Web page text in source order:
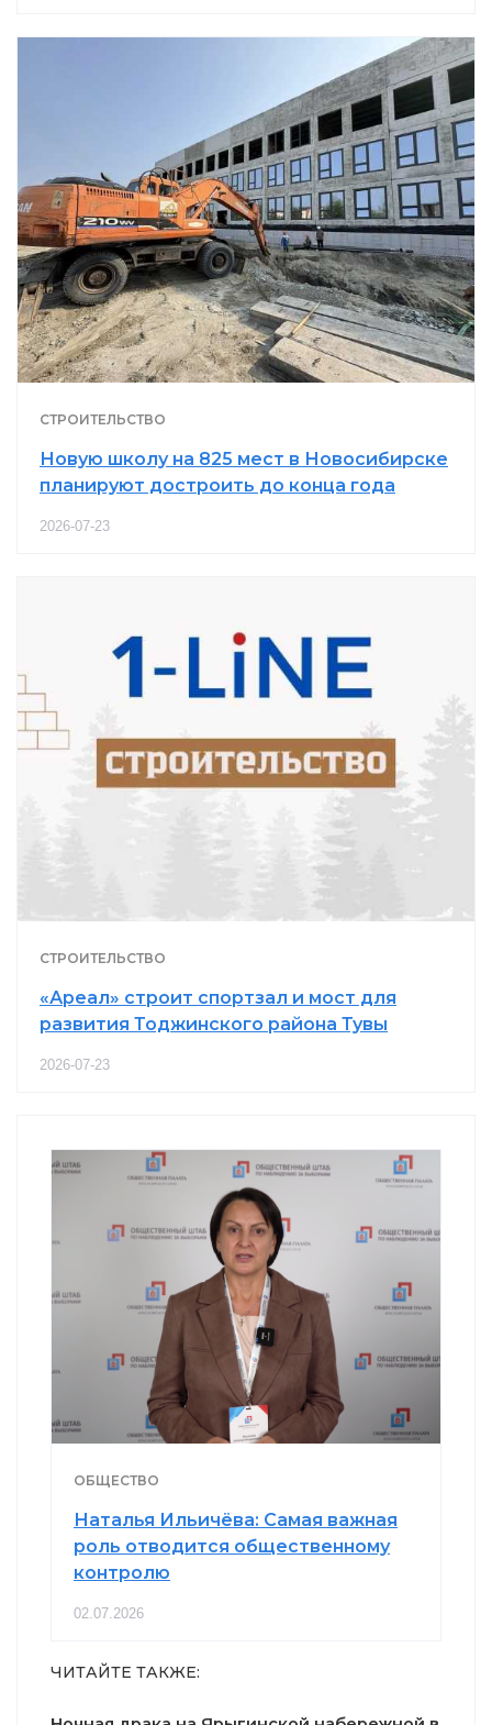
СТРОИТЕЛЬСТВО
Новую школу на 825 мест в Новосибирске
планируют достроить до конца года
2026-07-23
СТРОИТЕЛЬСТВО
«Ареал» строит спортзал и мост для
развития Тоджинского района Тувы
2026-07-23
ОБЩЕСТВО
Наталья Ильичёва: Самая важная
роль отводится общественному
контролю
02.07.2026
ЧИТАЙТЕ ТАКЖЕ: